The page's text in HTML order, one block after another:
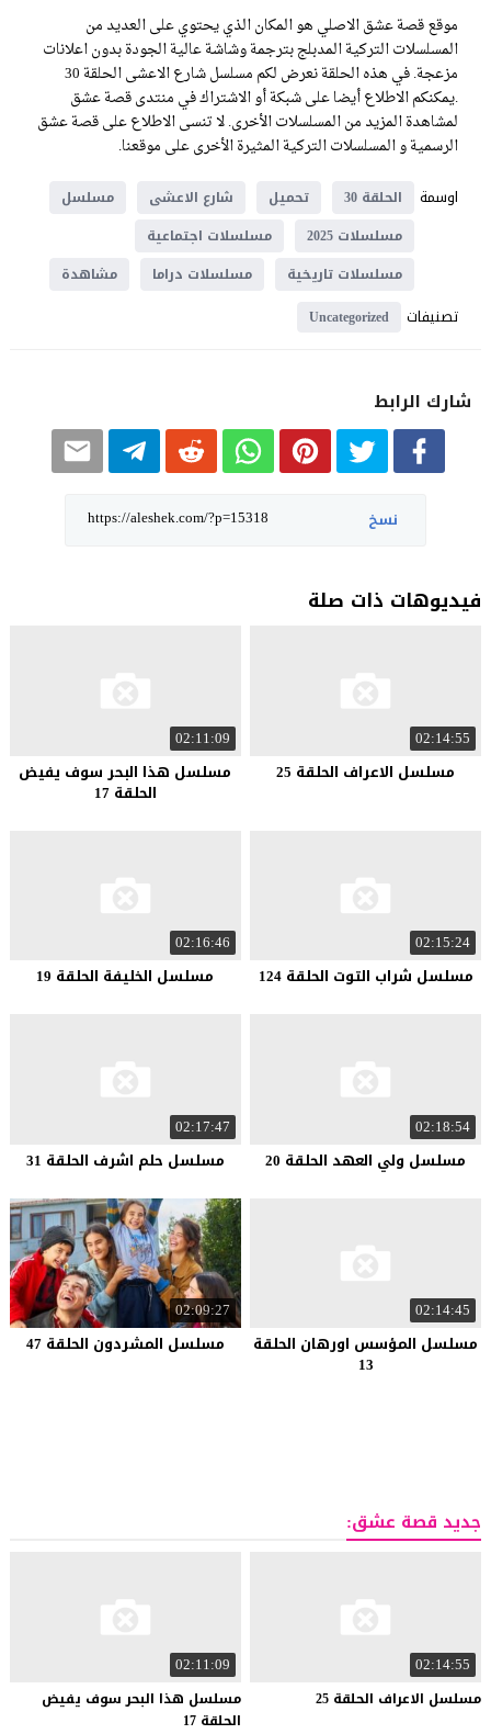
موقع قصة عشق الاصلي هو المكان الذي يحتوي على العديد من
المسلسلات التركية المدبلج بترجمة وشاشة عالية الجودة بدون اعلانات
مزعجة. في هذه الحلقة نعرض لكم مسلسل شارع الاعشى الحلقة 30
.يمكنكم الاطلاع أيضا على شبكة أو الاشتراك في منتدى قصة عشق
لمشاهدة المزيد من المسلسلات الأخرى. لا تنسى الاطلاع على قصة عشق
الرسمية و المسلسلات التركية المثيرة الأخرى على موقعنا.
اوسمة
الحلقة 30 تحميل شارع الاعشى
مسلسل
مسلسلات 2025
مسلسلات اجتماعية
مسلسلات تاريخية
مسلسلات دراما مشاهدة
تصنيفات Uncategorized
شارك الرابط
نسخ
فيديوهات ذات صلة
02:14:55
مسلسل الاعراف الحلقة 25
02:11:09
مسلسل هذا البحر سوف يفيض
الحلقة 17
02:15:24
مسلسل شراب التوت الحلقة 124
02:16:46
مسلسل الخليفة الحلقة 19
02:18:54
مسلسل ولي العهد الحلقة 20
02:17:47
مسلسل حلم اشرف الحلقة 31
02:14:45
مسلسل المؤسس اورهان الحلقة
13
02:09:27
مسلسل المشردون الحلقة 47
جديد قصة عشق:
02:14:55
مسلسل الاعراف الحلقة 25
02:11:09
مسلسل هذا البحر سوف يفيض
الحلقة 17